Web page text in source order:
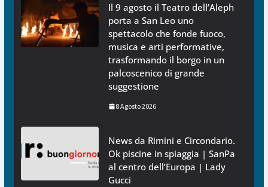
Il 9 agosto il Teatro dell’Aleph
porta a San Leo uno
spettacolo che fonde fuoco,
musica e arti performative,
trasformando il borgo in un
palcoscenico di grande
suggestione
8 Agosto 2026
News da Rimini e Circondario.
Ok piscine in spiaggia | SanPa
al centro dell’Europa | Lady
Gucci